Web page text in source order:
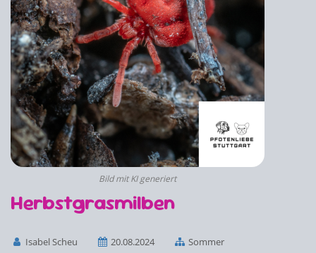
Bild mit KI generiert
Herbstgrasmilben
Isabel Scheu 20.08.2024 Sommer